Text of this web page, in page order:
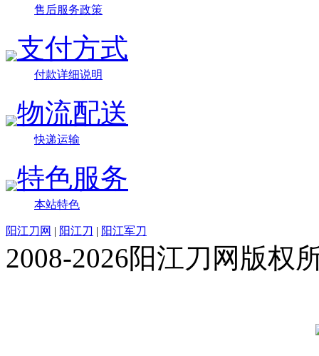
售后服务政策
支付方式
付款详细说明
物流配送
快递运输
特色服务
本站特色
阳江刀网 | 阳江刀 | 阳江军刀
2008-2026阳江刀网版权